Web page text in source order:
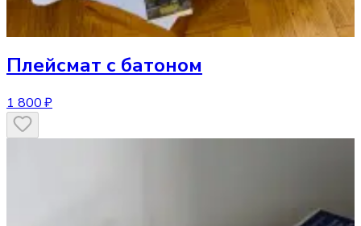
Плейсмат с батоном
1 800 ₽